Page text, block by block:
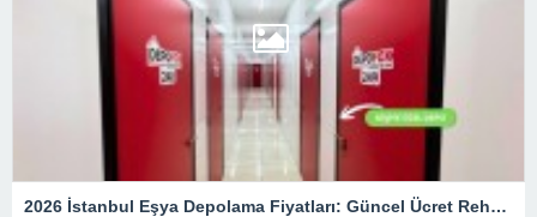
2026 İstanbul Eşya Depolama Fiyatları: Güncel Ücret Rehberi